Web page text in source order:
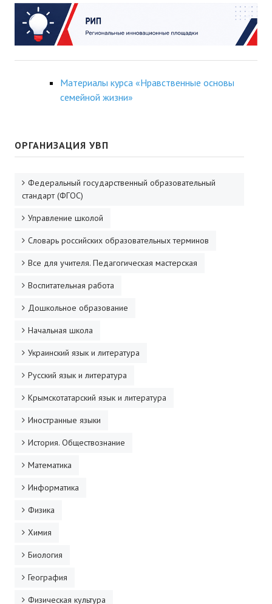
Материалы курса «Нравственные основы
семейной жизни»
ОРГАНИЗАЦИЯ УВП
Федеральный государственный образовательный
стандарт (ФГОС)
Управление школой
Словарь российских образовательных терминов
Все для учителя. Педагогическая мастерская
Воспитательная работа
Дошкольное образование
Начальная школа
Украинский язык и литература
Русский язык и литература
Крымскотатарский язык и литература
Иностранные языки
История. Обществознание
Математика
Информатика
Физика
Химия
Биология
География
Физическая культура